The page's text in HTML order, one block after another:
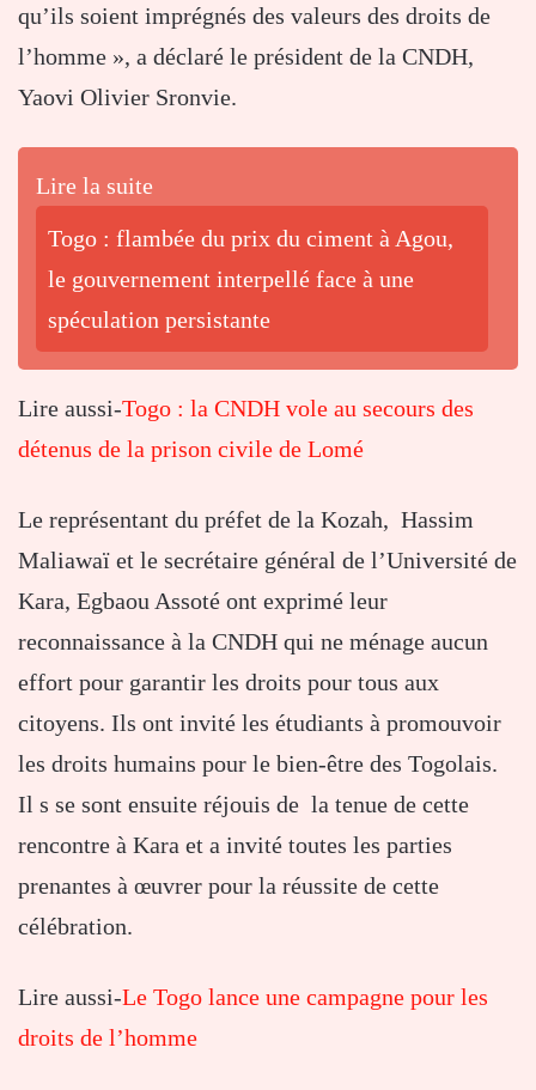
qu’ils soient imprégnés des valeurs des droits de
l’homme », a déclaré le président de la CNDH,
Yaovi Olivier Sronvie.
Lire la suite
Togo : flambée du prix du ciment à Agou,
le gouvernement interpellé face à une
spéculation persistante
Lire aussi-Togo : la CNDH vole au secours des
détenus de la prison civile de Lomé
Le représentant du préfet de la Kozah, Hassim
Maliawaï et le secrétaire général de l’Université de
Kara, Egbaou Assoté ont exprimé leur
reconnaissance à la CNDH qui ne ménage aucun
effort pour garantir les droits pour tous aux
citoyens. Ils ont invité les étudiants à promouvoir
les droits humains pour le bien-être des Togolais.
Il s se sont ensuite réjouis de la tenue de cette
rencontre à Kara et a invité toutes les parties
prenantes à œuvrer pour la réussite de cette
célébration.
Lire aussi-Le Togo lance une campagne pour les
droits de l’homme